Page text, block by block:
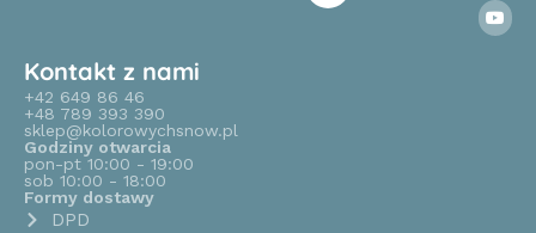
Kontakt z nami
+42 649 86 46
+48 789 393 390
sklep@kolorowychsnow.pl
Godziny otwarcia
pon-pt 10:00 - 19:00
sob 10:00 - 18:00
Formy dostawy
DPD